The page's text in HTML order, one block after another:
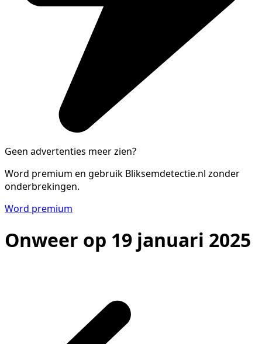
Geen advertenties meer zien?
Word premium en gebruik Bliksemdetectie.nl zonder
onderbrekingen.
Word premium
Onweer op 19 januari 2025